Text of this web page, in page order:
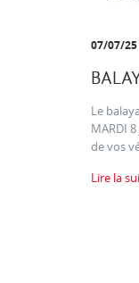
07/07/25
Le
MARDI
de vos
Lire la